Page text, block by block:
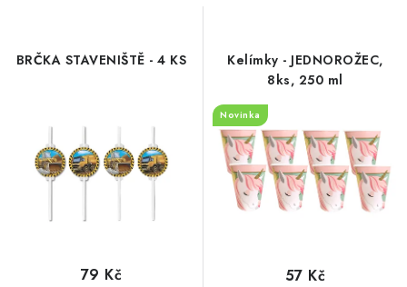
rp
BRČKA STAVENIŠTĚ - 4 KS
79 Kč
Kelímky - JEDNOROŽEC,
8ks, 250 ml
Novinka
57 Kč